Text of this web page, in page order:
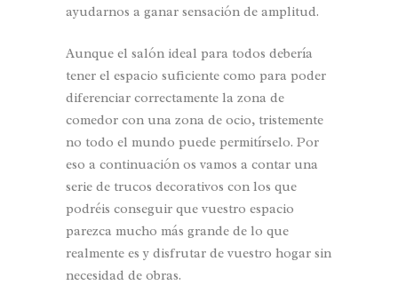
ayudarnos a ganar sensación de amplitud.
Aunque el salón ideal para todos debería
tener el espacio suficiente como para poder
diferenciar correctamente la zona de
comedor con una zona de ocio, tristemente
no todo el mundo puede permitírselo. Por
eso a continuación os vamos a contar una
serie de trucos decorativos con los que
podréis conseguir que vuestro espacio
parezca mucho más grande de lo que
realmente es y disfrutar de vuestro hogar sin
necesidad de obras.